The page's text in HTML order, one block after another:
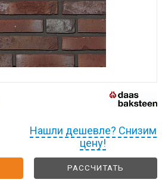
Нашли дешевле? Снизим
цену!
РАССЧИТАТЬ